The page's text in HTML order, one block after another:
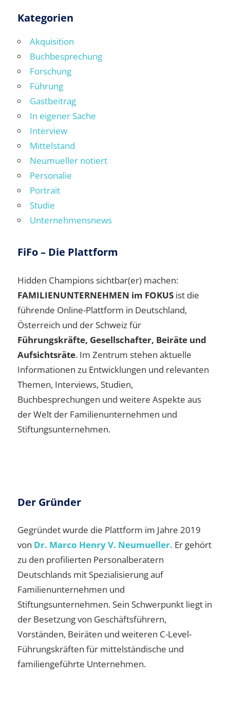
Kategorien
Akquisition
Buchbesprechung
Forschung
Führung
Gastbeitrag
In eigener Sache
Interview
Mittelstand
Neumueller notiert
Personalie
Portrait
Studie
Unternehmensnews
FiFo – Die Plattform
Hidden Champions sichtbar(er) machen:
FAMILIENUNTERNEHMEN im FOKUS ist die
führende Online-Plattform in Deutschland,
Österreich und der Schweiz für
Führungskräfte, Gesellschafter, Beiräte und
Aufsichtsräte. Im Zentrum stehen aktuelle
Informationen zu Entwicklungen und relevanten
Themen, Interviews, Studien,
Buchbesprechungen und weitere Aspekte aus
der Welt der Familienunternehmen und
Stiftungsunternehmen.
Der Gründer
Gegründet wurde die Plattform im Jahre 2019
von Dr. Marco Henry V. Neumueller. Er gehört
zu den profilierten Personalberatern
Deutschlands mit Spezialisierung auf
Familienunternehmen und
Stiftungsunternehmen. Sein Schwerpunkt liegt in
der Besetzung von Geschäftsführern,
Vorständen, Beiräten und weiteren C-Level-
Führungskräften für mittelständische und
familiengeführte Unternehmen.